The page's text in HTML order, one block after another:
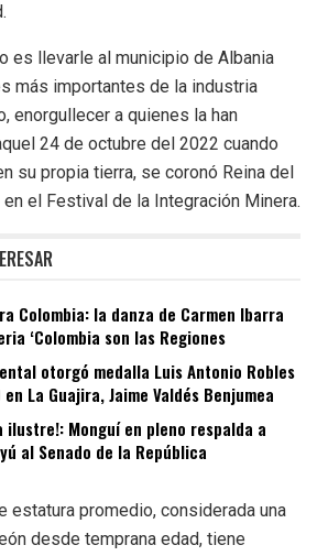
es llevarle al municipio de Albania
más importantes de la industria
enorgullecer a quienes la han
24 de octubre del 2022 cuando
su propia tierra, se coronó Reina del
el Festival de la Integración Minera.
Colombia: la danza de Carmen Ibarra
‘Colombia son las Regiones
otorgó medalla Luis Antonio Robles
La Guajira, Jaime Valdés Benjumea
Monguí en pleno respalda a
al Senado de la República
estatura promedio, considerada una
desde temprana edad, tiene